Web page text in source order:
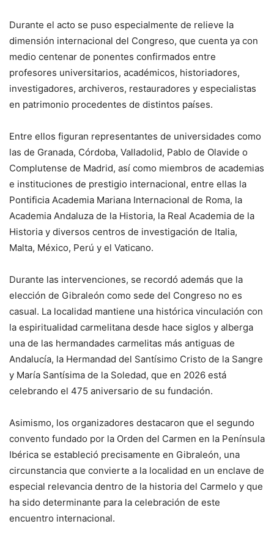
Durante el acto se puso especialmente de relieve la
dimensión internacional del Congreso, que cuenta ya con
medio centenar de ponentes confirmados entre
profesores universitarios, académicos, historiadores,
investigadores, archiveros, restauradores y especialistas
en patrimonio procedentes de distintos países.
Entre ellos figuran representantes de universidades como
las de Granada, Córdoba, Valladolid, Pablo de Olavide o
Complutense de Madrid, así como miembros de academias
e instituciones de prestigio internacional, entre ellas la
Pontificia Academia Mariana Internacional de Roma, la
Academia Andaluza de la Historia, la Real Academia de la
Historia y diversos centros de investigación de Italia,
Malta, México, Perú y el Vaticano.
Durante las intervenciones, se recordó además que la
elección de Gibraleón como sede del Congreso no es
casual. La localidad mantiene una histórica vinculación con
la espiritualidad carmelitana desde hace siglos y alberga
una de las hermandades carmelitas más antiguas de
Andalucía, la Hermandad del Santísimo Cristo de la Sangre
y María Santísima de la Soledad, que en 2026 está
celebrando el 475 aniversario de su fundación.
Asimismo, los organizadores destacaron que el segundo
convento fundado por la Orden del Carmen en la Península
Ibérica se estableció precisamente en Gibraleón, una
circunstancia que convierte a la localidad en un enclave de
especial relevancia dentro de la historia del Carmelo y que
ha sido determinante para la celebración de este
encuentro internacional.